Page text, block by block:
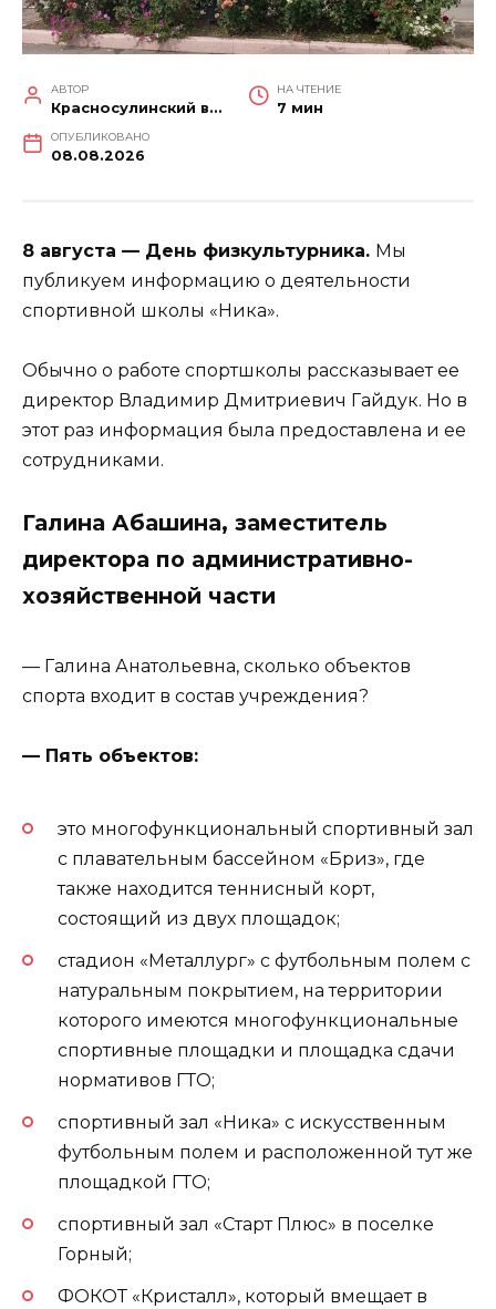
АВТОР
Красносулинский вестник
НА ЧТЕНИЕ
7 мин
ОПУБЛИКОВАНО
08.08.2026
8 августа — День физкультурника. Мы
публикуем информацию о деятельности
спортивной школы «Ника».
Обычно о работе спортшколы рассказывает ее
директор Владимир Дмитриевич Гайдук. Но в
этот раз информация была предоставлена и ее
сотрудниками.
Галина Абашина, заместитель
директора по административно-
хозяйственной части
— Галина Анатольевна, сколько объектов
спорта входит в состав учреждения?
— Пять объектов:
это многофункциональный спортивный зал
с плавательным бассейном «Бриз», где
также находится теннисный корт,
состоящий из двух площадок;
стадион «Металлург» с футбольным полем с
натуральным покрытием, на территории
которого имеются многофункциональные
спортивные площадки и площадка сдачи
нормативов ГТО;
спортивный зал «Ника» с искусственным
футбольным полем и расположенной тут же
площадкой ГТО;
спортивный зал «Старт Плюс» в поселке
Горный;
ФОКОТ «Кристалл», который вмещает в